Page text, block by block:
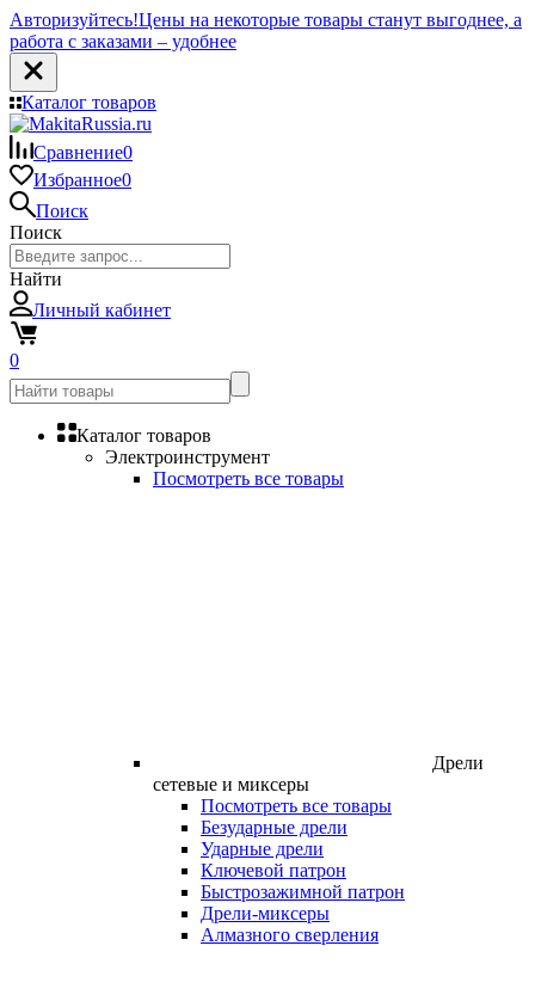
Авторизуйтесь!Цены на некоторые товары станут выгоднее, а
работа с заказами – удобнее
Каталог товаров
Сравнение0
Избранное0
Поиск
Поиск
Найти
Личный кабинет
0
Каталог товаров
Электроинструмент
Посмотреть все товары
Дрели
сетевые и миксеры
Посмотреть все товары
Безударные дрели
Ударные дрели
Ключевой патрон
Быстрозажимной патрон
Дрели-миксеры
Алмазного сверления